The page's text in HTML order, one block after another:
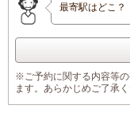
最寄駅はどこ？
※ご予約に関する内容等
ます。あらかじめご了承く